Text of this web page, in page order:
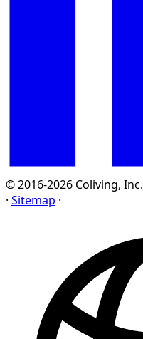
© 2016-2026 Coliving, Inc.
· Sitemap ·